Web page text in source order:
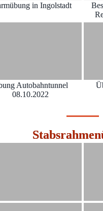
in Ingolstadt
Autobahntunnel
08.10.2022